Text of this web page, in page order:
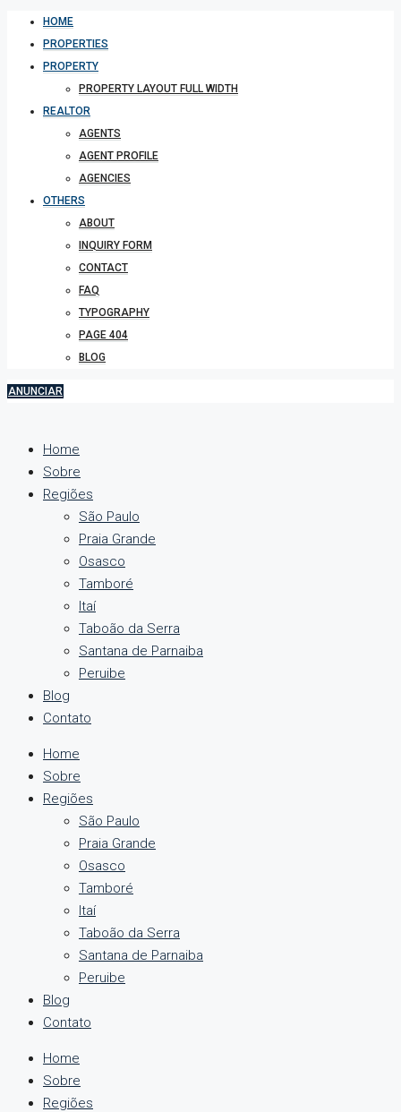
HOME
PROPERTIES
PROPERTY
PROPERTY LAYOUT FULL WIDTH
REALTOR
AGENTS
AGENT PROFILE
AGENCIES
OTHERS
ABOUT
INQUIRY FORM
CONTACT
FAQ
TYPOGRAPHY
PAGE 404
BLOG
ANUNCIAR
Home
Sobre
Regiões
São Paulo
Praia Grande
Osasco
Tamboré
Itaí
Taboão da Serra
Santana de Parnaiba
Peruibe
Blog
Contato
Home
Sobre
Regiões
São Paulo
Praia Grande
Osasco
Tamboré
Itaí
Taboão da Serra
Santana de Parnaiba
Peruibe
Blog
Contato
Home
Sobre
Regiões